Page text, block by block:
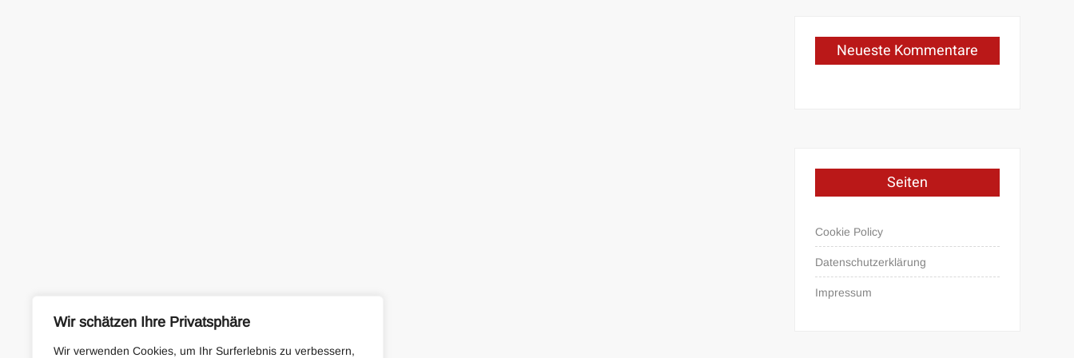
Wir schätzen Ihre Privatsphäre
Wir verwenden Cookies, um Ihr Surferlebnis zu verbessern,
Neueste Kommentare
Seiten
Cookie Policy
Datenschutzerklärung
Impressum